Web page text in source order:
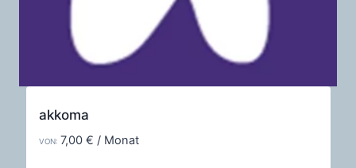
akkoma
VON: 7,00 € / Monat